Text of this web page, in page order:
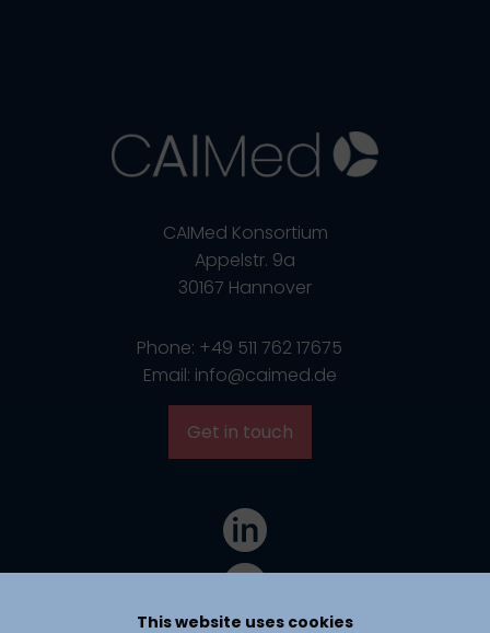
This website uses cookies
CAIMed Konsortium
Appelstr. 9a
30167 Hannover
Phone: +49 511 762 17675
Email: info@caimed.de
Get in touch